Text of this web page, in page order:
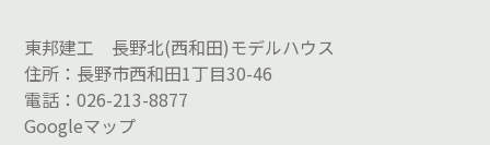
東邦建工 長野北(西和田)モデルハウス
住所：長野市西和田1丁目30-46
電話：026-213-8877
Googleマップ